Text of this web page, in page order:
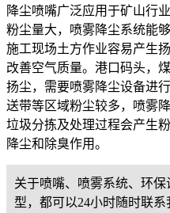
降尘喷嘴广泛应用于矿山行
粉尘量大，喷雾降尘系统能
施工现场土方作业容易产生
改善空气质量。港口码头，
扬尘，需要喷雾降尘设备进
送带等区域粉尘较多，喷雾
垃圾分拣及处理过程会产生
降尘和除臭作用。
关于喷嘴、喷雾系统、环
型，都可以24小时随时联系